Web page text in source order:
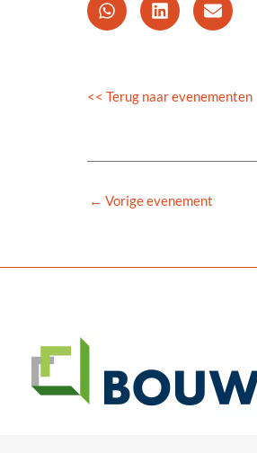
<< Terug naar evenementen
← Vorige evenement